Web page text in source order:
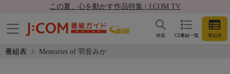
この夏、心を動かす作品特集 | J:COM TV
CS番組一覧 番組表
検索
番組表 Memories of 羽音みか